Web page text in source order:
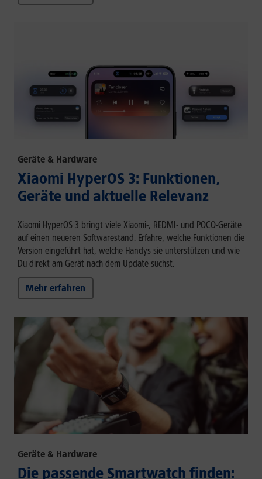
Geräte & Hardware
Xiaomi HyperOS 3: Funktionen,
Geräte und aktuelle Relevanz
Xiaomi HyperOS 3 bringt viele Xiaomi-, REDMI- und POCO-Geräte
auf einen neueren Softwarestand. Erfahre, welche Funktionen die
Version eingeführt hat, welche Handys sie unterstützen und wie
Du direkt am Gerät nach dem Update suchst.
Mehr erfahren
Geräte & Hardware
Die passende Smartwatch finden: